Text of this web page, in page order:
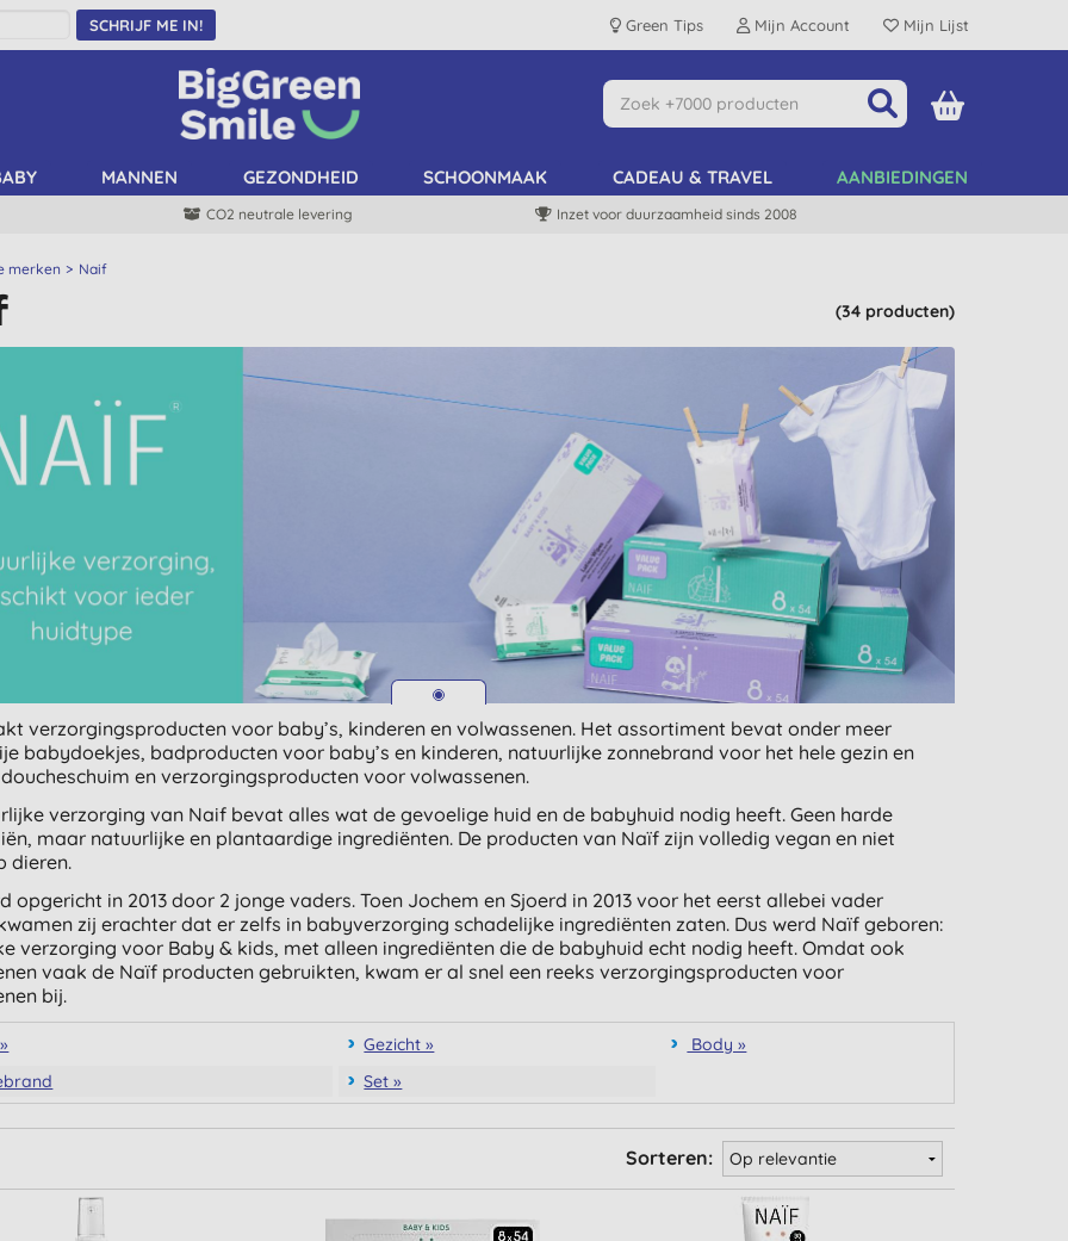
SCHRIJF ME IN! Green Tips Mijn Account Mijn Lijst
MANNEN GEZONDHEID SCHOONMAAK CADEAU & TRAVEL AANBIEDINGEN
CO2 neutrale levering Inzet voor duurzaamheid sinds 2008
merken Naif
(34 producten)
verzorgingsproducten voor baby’s, kinderen en volwassenen. Het assortiment bevat onder meer
babydoekjes, badproducten voor baby’s en kinderen, natuurlijke zonnebrand voor het hele gezin en
en verzorgingsproducten voor volwassenen.
verzorging van Naif bevat alles wat de gevoelige huid en de babyhuid nodig heeft. Geen harde
maar natuurlijke en plantaardige ingrediënten. De producten van Naïf zijn volledig vegan en niet
dieren.
opgericht in 2013 door 2 jonge vaders. Toen Jochem en Sjoerd in 2013 voor het eerst allebei vader
zij erachter dat er zelfs in babyverzorging schadelijke ingrediënten zaten. Dus werd Naïf geboren:
verzorging voor Baby & kids, met alleen ingrediënten die de babyhuid echt nodig heeft. Omdat ook
vaak de Naïf producten gebruikten, kwam er al snel een reeks verzorgingsproducten voor
bij.
Gezicht »
Body »
Set »
Sorteren: